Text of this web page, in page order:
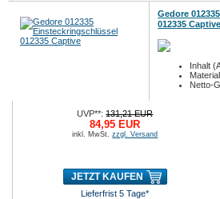
Gedore
012335 Captive
Inhalt
Netto-
UVP**:131,21 EUR
84,95 EUR
inkl. MwSt.zzgl. Versand
JETZT KAUFEN
Lieferfrist 5 Tage*